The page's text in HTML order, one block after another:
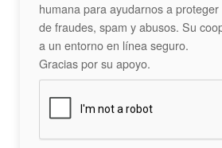
humana para ayudarnos a
de fraudes, spam y abusos. Su
a un entorno en línea seguro.
Gracias por su apoyo.